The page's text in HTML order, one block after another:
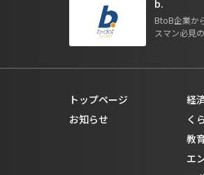
b.
BtoB企業か
スマン必見
トップページ
お知らせ
経
く
教
エ